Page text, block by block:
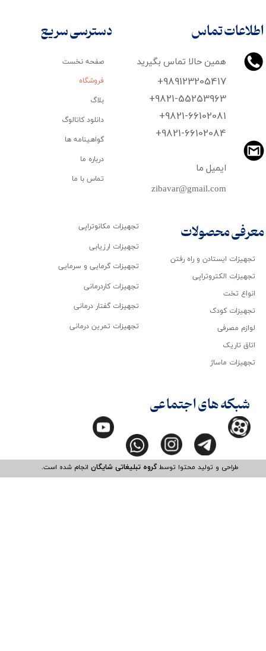
اطلاعات تماس
همین حالا تماس بگیرید
+989123205417
+9821-55253963
+9821-66102081
​​​​​​​+9821-66102084
zibavar@gmail.com
ایمیل ما
طراحی و تولید محتوا توسطگروه تبلیغاتی شایگانانجام شده است.​​​​​​​
تجهیزات ایستادن و راه رفتن
تجهیزات الکتروتراپی
انواع تخت
تجهیزات کودک
لوازم مصرفی
اتاق تاریک
تجهیزات ماساژ
صفحه نخست
فروشگاه
بلاگ
دانلود کاتالوگ
گواهینامه ها
درباره ما
تماس با ما
تجهیزات مکانوتراپی
تجهیزات ارزیابی
تجهیزات گرمایی و سرمایی
تجهیزات کاردرمانی
تجهیزات گفتار درمانی
تجهیزات تمرین درمانی
دسترسی سریع
معرفی محصولات
شبکه های اجتماعی